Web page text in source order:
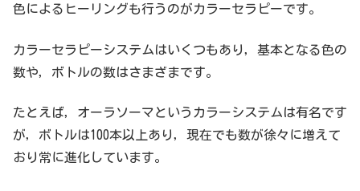
色によるヒーリングも行うのがカラーセラピーです。
カラーセラピーシステムはいくつもあり，基本となる色の
数や，ボトルの数はさまざまです。
たとえば，オーラソーマというカラーシステムは有名です
が，ボトルは100本以上あり，現在でも数が徐々に増えて
おり常に進化しています。